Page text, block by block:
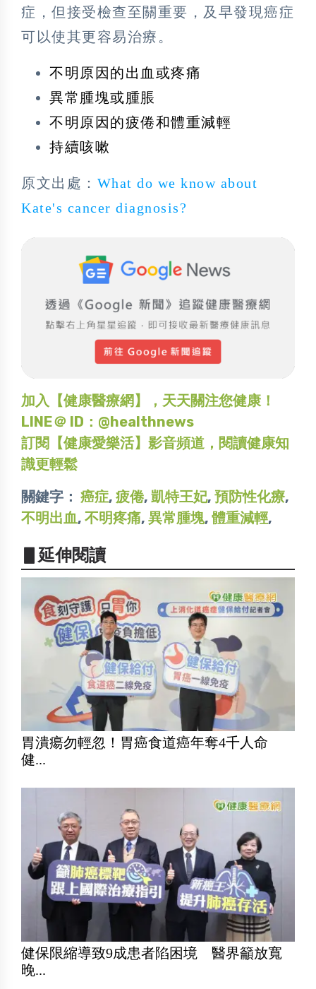
症，但接受檢查至關重要，及早發現癌症
可以使其更容易治療。
不明原因的出血或疼痛
異常腫塊或腫脹
不明原因的疲倦和體重減輕
持續咳嗽
原文出處： What do we know about
Kate's cancer diagnosis?
加入【健康醫療網】，天天關注您健康！
LINE＠ ID：@healthnews
訂閱【健康愛樂活】影音頻道，閱讀健康知
識更輕鬆
關鍵字： 癌症, 疲倦, 凱特王妃, 預防性化療,
不明出血, 不明疼痛, 異常腫塊, 體重減輕,
▋延伸閱讀
胃潰瘍勿輕忽！胃癌食道癌年奪4千人命
健...
健保限縮導致9成患者陷困境 醫界籲放寬
晚...